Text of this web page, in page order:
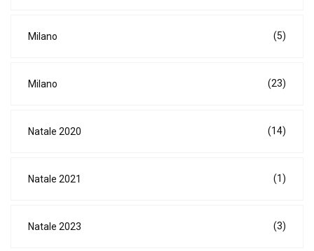
Milano (5)
Milano (23)
Natale 2020 (14)
Natale 2021 (1)
Natale 2023 (3)